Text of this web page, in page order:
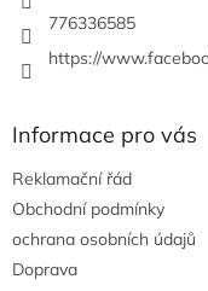
776336585
https://
Informace pro vás
Reklamační řád
Obchodní podmínky
ochrana osobních údajů
Doprava